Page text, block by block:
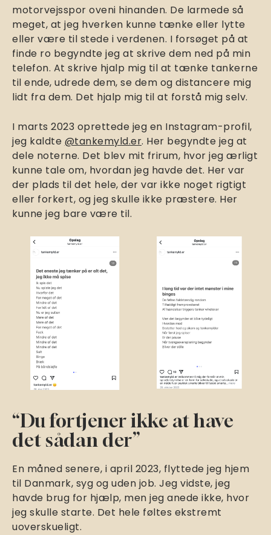
motorvejsspor oveni hinanden. De larmede så
meget, at jeg hverken kunne tænke eller lytte
eller være til stede i verdenen. I forsøget på at
finde ro begyndte jeg at skrive dem ned på min
telefon. At skrive hjalp mig til at tænke tankerne
til ende, udrede dem, se dem og distancere mig
lidt fra dem. Det hjalp mig til at forstå mig selv.
I marts 2023 oprettede jeg en Instagram-profil,
jeg kaldte @tankemyld.er. Her begyndte jeg at
dele noterne. Det blev mit frirum, hvor jeg ærligt
kunne tale om, hvordan jeg havde det. Her var
der plads til det hele, der var ikke noget rigtigt
eller forkert, og jeg skulle ikke præstere. Her
kunne jeg bare være til.
“Du fortjener ikke at have
det sådan der”
En måned senere, i april 2023, flyttede jeg hjem
til Danmark, syg og uden job. Jeg vidste, jeg
havde brug for hjælp, men jeg anede ikke, hvor
jeg skulle starte. Det hele føltes ekstremt
uoverskueligt.